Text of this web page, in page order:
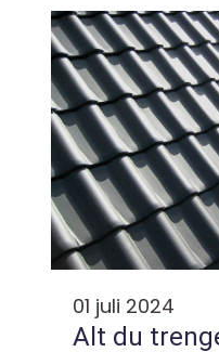
prosessen, ikke
01 juli 2024
Alt du